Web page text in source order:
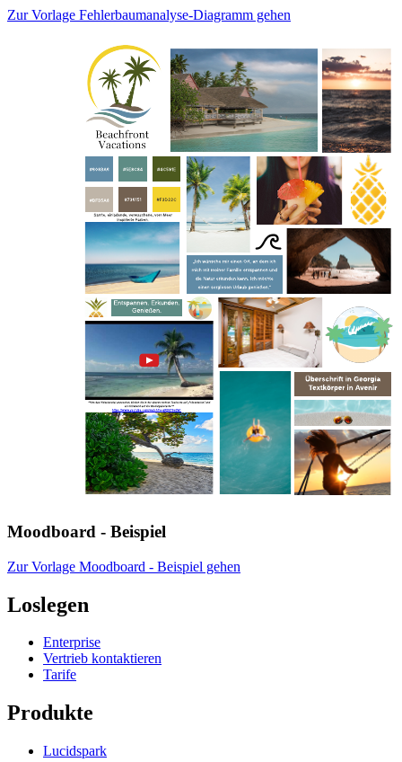
Zur Vorlage Fehlerbaumanalyse-Diagramm gehen
Moodboard - Beispiel
Zur Vorlage Moodboard - Beispiel gehen
Loslegen
Enterprise
Vertrieb kontaktieren
Tarife
Produkte
Lucidspark